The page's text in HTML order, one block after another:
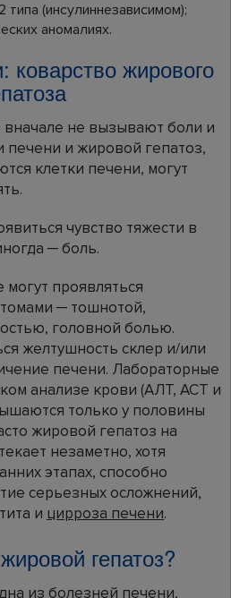
типа (инсулиннезависимом);
аномалиях.
коварство жирового
вначале не вызывают боли и
печени и жировой гепатоз,
клетки печени, могут
чувство тяжести в
─ боль.
проявляться
─ тошнотой,
головной болью.
желтушность склер и/или
печени. Лабораторные
анализе крови (АЛТ, АСТ и
только у половины
жировой гепатоз на
незаметно, хотя
этапах, способно
серьезных осложнений,
и цирроза печени.
гепатоз?
из болезней печени,